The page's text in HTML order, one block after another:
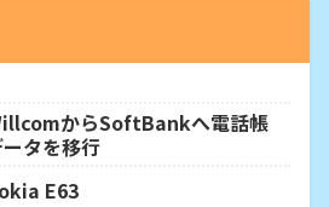
からSoftBankへ電話帳
タを移行
E63